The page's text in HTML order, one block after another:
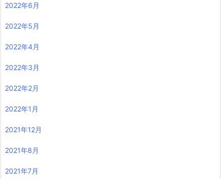
2022年6月
2022年5月
2022年4月
2022年3月
2022年2月
2022年1月
2021年12月
2021年8月
2021年7月